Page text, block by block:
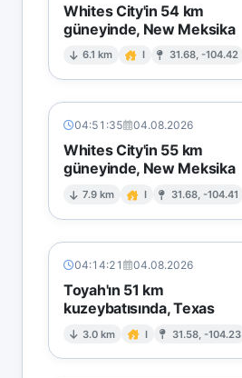
Whites City'in 54 km
güneyinde, New Meksika
6.1 km I 31.68, -104.42
04:51:35 04.08.2026
Whites City'in 55 km
güneyinde, New Meksika
7.9 km I 31.68, -104.41
04:14:21 04.08.2026
Toyah'ın 51 km
kuzeybatısında, Texas
3.0 km I 31.58, -104.23